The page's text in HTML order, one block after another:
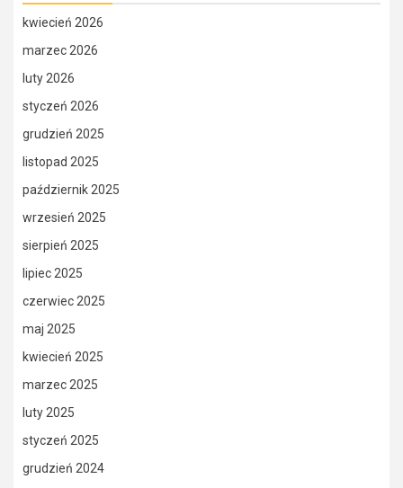
kwiecień 2026
marzec 2026
luty 2026
styczeń 2026
grudzień 2025
listopad 2025
październik 2025
wrzesień 2025
sierpień 2025
lipiec 2025
czerwiec 2025
maj 2025
kwiecień 2025
marzec 2025
luty 2025
styczeń 2025
grudzień 2024